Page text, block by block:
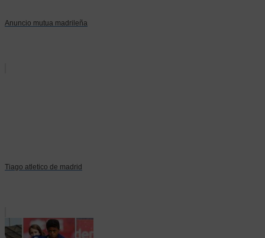
Anuncio mutua madrileña
Tiago atletico de madrid